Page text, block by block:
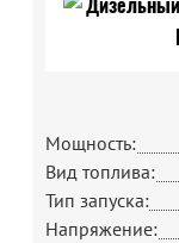
Мощность:
Вид топлива:
Тип запуска:
Напряжение: